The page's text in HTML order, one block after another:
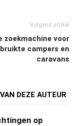
Volgend artikel
zoekmachine voor
campers en
caravans
DEZE AUTEUR
op